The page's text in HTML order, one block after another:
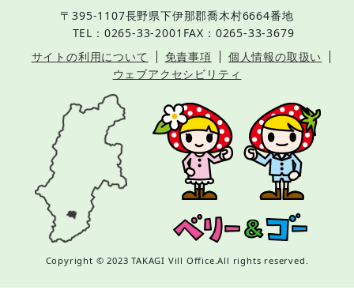
〒395-1107長野県下伊那郡喬木村6664番地
TEL：0265-33-2001 FAX：0265-33-3679
サイトの利用について
免責事項
個人情報の取扱い
ウェブアクセシビリティ
Copyright © 2023 TAKAGI Vill Office.All rights reserved.